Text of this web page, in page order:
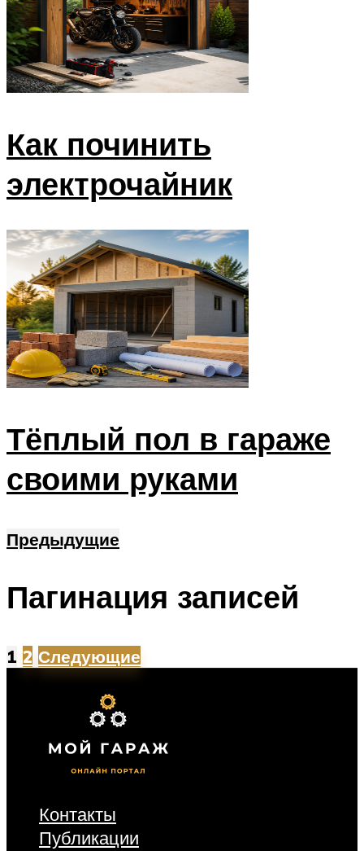
Как починить
электрочайник
Тёплый пол в гараже
своими руками
Предыдущие
Пагинация записей
1 2 Следующие
Контакты
Публикации